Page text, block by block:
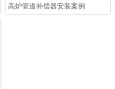
高炉管道补偿器安装案例